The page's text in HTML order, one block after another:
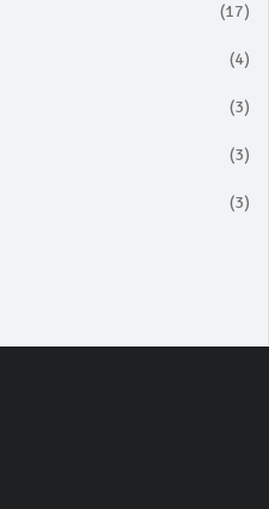
(17)
(4)
(3)
(3)
(3)